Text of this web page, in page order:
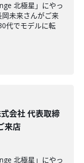
北極星」にやっ
未来さんがご来
代でモデルに転
会社 代表取締
来店
北極星」にやっ